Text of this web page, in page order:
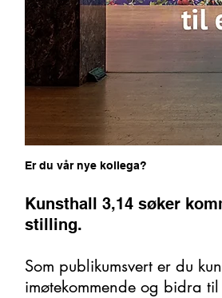
Er du vår nye kollega?
Kunsthall 3,14 søker
stilling.
Som publikumsvert er du
imøtekommende og bidra